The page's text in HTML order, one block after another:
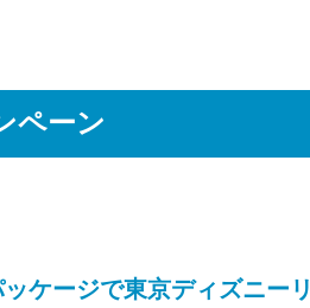
ペーン
ケージで東京ディズニーリ